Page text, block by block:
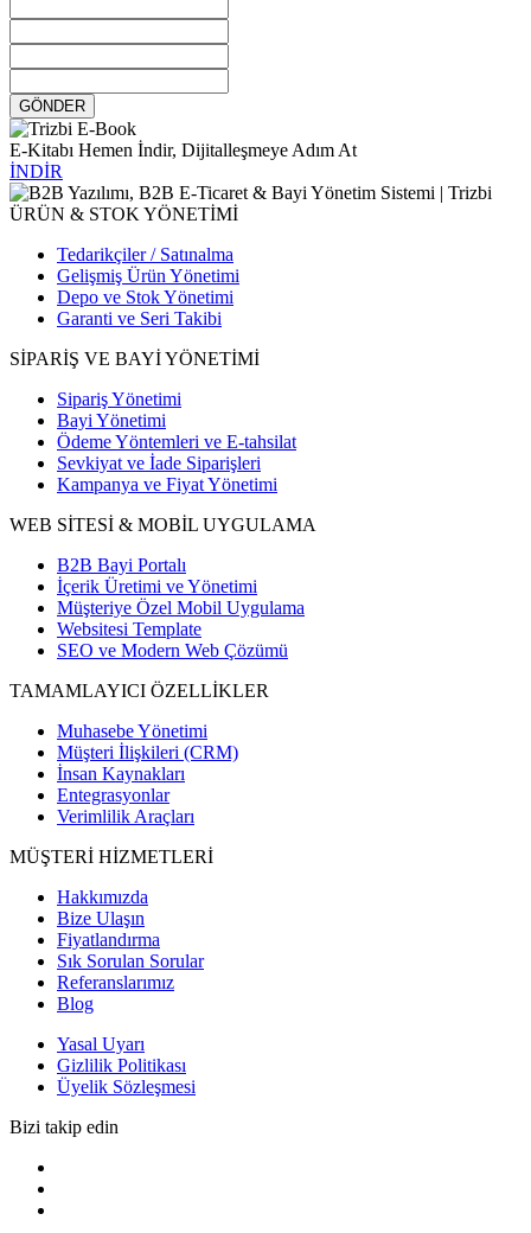
GÖNDER
E-Kitabı Hemen İndir, Dijitalleşmeye Adım At
İNDİR
ÜRÜN & STOK YÖNETİMİ
Tedarikçiler / Satınalma
Gelişmiş Ürün Yönetimi
Depo ve Stok Yönetimi
Garanti ve Seri Takibi
SİPARİŞ VE BAYİ YÖNETİMİ
Sipariş Yönetimi
Bayi Yönetimi
Ödeme Yöntemleri ve E-tahsilat
Sevkiyat ve İade Siparişleri
Kampanya ve Fiyat Yönetimi
WEB SİTESİ & MOBİL UYGULAMA
B2B Bayi Portalı
İçerik Üretimi ve Yönetimi
Müşteriye Özel Mobil Uygulama
Websitesi Template
SEO ve Modern Web Çözümü
TAMAMLAYICI ÖZELLİKLER
Muhasebe Yönetimi
Müşteri İlişkileri (CRM)
İnsan Kaynakları
Entegrasyonlar
Verimlilik Araçları
MÜŞTERİ HİZMETLERİ
Hakkımızda
Bize Ulaşın
Fiyatlandırma
Sık Sorulan Sorular
Referanslarımız
Blog
Yasal Uyarı
Gizlilik Politikası
Üyelik Sözleşmesi
Bizi takip edin